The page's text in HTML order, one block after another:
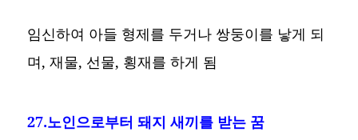
임신하여 아들 형제를 두거나 쌍둥이를 낳게 되
며, 재물, 선물, 횡재를 하게 됨
27.노인으로부터 돼지 새끼를 받는 꿈